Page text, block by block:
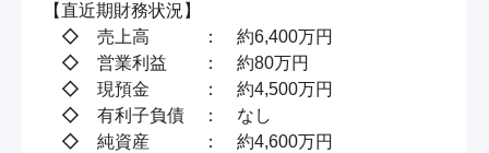
【直近期財務状況】
◇　売上高　　　：　約6,400万円
◇　営業利益　　：　約80万円
◇　現預金　　　：　約4,500万円
◇　有利子負債　：　なし
◇　純資産　　　：　約4,600万円